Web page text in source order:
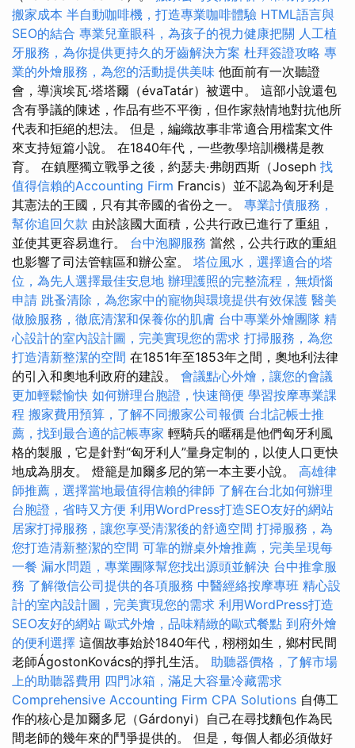
搬家成本 半自動咖啡機，打造專業咖啡體驗 HTML語言與
SEO的結合 專業兒童眼科，為孩子的視力健康把關 人工植
牙服務，為你提供更持久的牙齒解決方案 杜拜簽證攻略 專
業的外燴服務，為您的活動提供美味 他面前有一次聽證
會，導演埃瓦·塔塔爾（évaTatár）被選中。 這部小說還包
含有爭議的陳述，作品有些不平衡，但作家熱情地對抗他所
代表和拒絕的想法。 但是，編織故事非常適合用檔案文件
來支持短篇小說。 在1840年代，一些教學培訓機構是教
育。 在鎮壓獨立戰爭之後，約瑟夫·弗朗西斯（Joseph 找
值得信賴的Accounting Firm Francis）並不認為匈牙利是
其憲法的王國，只有其帝國的省份之一。 專業討債服務，
幫你追回欠款 由於該國大面積，公共行政已進行了重組，
並使其更容易進行。 台中泡腳服務 當然，公共行政的重組
也影響了司法管轄區和辦公室。 塔位風水，選擇適合的塔
位，為先人選擇最佳安息地 辦理護照的完整流程，無煩惱
申請 跳蚤清除，為您家中的寵物與環境提供有效保護 醫美
做臉服務，徹底清潔和保養你的肌膚 台中專業外燴團隊 精
心設計的室內設計圖，完美實現您的需求 打掃服務，為您
打造清新整潔的空間 在1851年至1853年之間，奧地利法律
的引入和奧地利政府的建設。 會議點心外燴，讓您的會議
更加輕鬆愉快 如何辦理台胞證，快速簡便 學習按摩專業課
程 搬家費用預算，了解不同搬家公司報價 台北記帳士推
薦，找到最合適的記帳專家 輕騎兵的暱稱是他們匈牙利風
格的製服，它是針對“匈牙利人”量身定制的，以使人口更快
地成為朋友。 燈籠是加爾多尼的第一本主要小說。 高雄律
師推薦，選擇當地最值得信賴的律師 了解在台北如何辦理
台胞證，省時又方便 利用WordPress打造SEO友好的網站
居家打掃服務，讓您享受清潔後的舒適空間 打掃服務，為
您打造清新整潔的空間 可靠的辦桌外燴推薦，完美呈現每
一餐 漏水問題，專業團隊幫您找出源頭並解決 台中推拿服
務 了解徵信公司提供的各項服務 中醫經絡按摩專班 精心設
計的室內設計圖，完美實現您的需求 利用WordPress打造
SEO友好的網站 歐式外燴，品味精緻的歐式餐點 到府外燴
的便利選擇 這個故事始於1840年代，栩栩如生，鄉村民間
老師ÁgostonKovács的掙扎生活。 助聽器價格，了解市場
上的助聽器費用 四門冰箱，滿足大容量冷藏需求
Comprehensive Accounting Firm CPA Solutions 自傳工
作的核心是加爾多尼（Gárdonyi）自己在尋找麵包作為民
間老師的幾年來的鬥爭提供的。 但是，每個人都必須做好